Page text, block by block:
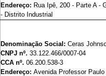
Endereço: Rua Ipê, 200 - Parte A -
- Distrito Industrial
Denominação Social: Ceras
CNPJ nº.33.122.466/0007-04
CCA nº.06.200.538-3
Endereço:Avenida Professor